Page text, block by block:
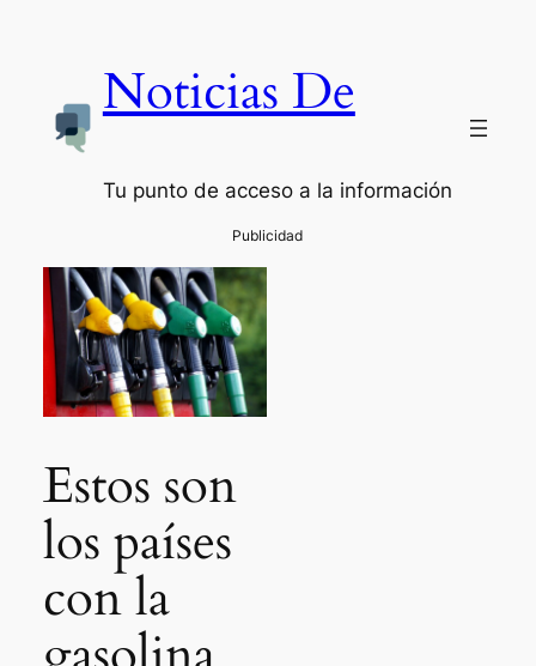
Noticias De
Tu punto de acceso a la información
Estos son
los países
con la